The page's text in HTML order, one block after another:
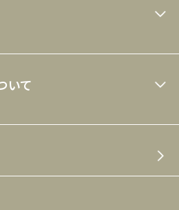
「段階」がある
への道
イティブ・スピーカー
によってリスニング力
イ
リシー
いて
ブラリー